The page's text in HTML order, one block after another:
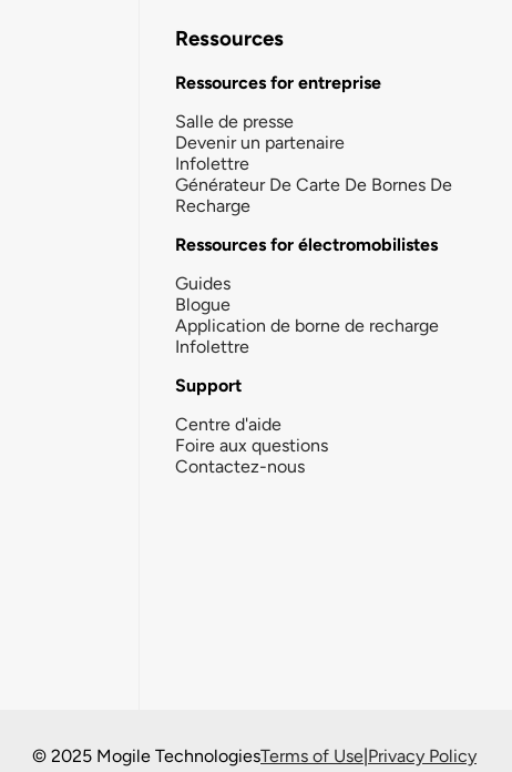
Ressources
Ressources for entreprise
Salle de presse
Devenir un partenaire
Infolettre
Générateur De Carte De Bornes De
Recharge
Ressources for électromobilistes
Guides
Blogue
Application de borne de recharge
Infolettre
Support
Centre d'aide
Foire aux questions
Contactez-nous
© 2025 Mogile TechnologiesTerms of Use|Privacy Policy